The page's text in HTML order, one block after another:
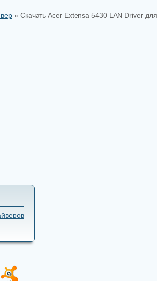
» Скачать Acer Extensa 5430 LAN Driver для